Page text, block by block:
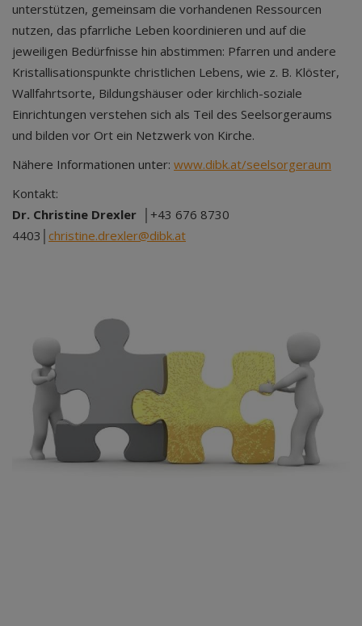
unterstützen, gemeinsam die vorhandenen Ressourcen
nutzen, das pfarrliche Leben koordinieren und auf die
jeweiligen Bedürfnisse hin abstimmen: Pfarren und andere
Kristallisationspunkte christlichen Lebens, wie z. B. Klöster,
Wallfahrtsorte, Bildungshäuser oder kirchlich-soziale
Einrichtungen verstehen sich als Teil des Seelsorgeraums
und bilden vor Ort ein Netzwerk von Kirche.
Nähere Informationen unter: www.dibk.at/seelsorgeraum
Kontakt:
Dr. Christine Drexler
│+43 676 8730
4403│ christine.drexler@dibk.at